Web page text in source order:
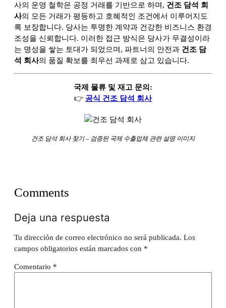
사의 운영 철학은 공정 거래를 기반으로 하며, 건조 담석 회
사의 모든 거래가 평등하고 호혜적인 조건에서 이루어지도
록 보장합니다. 당사는 투명한 계약과 건강한 비즈니스 환경
조성을 신뢰합니다. 이러한 접근 방식은 당사가 무결성이라
는 명성을 쌓는 토대가 되었으며, 파트너의 안전과 건조 담
석 회사의 품질 확보를 최우선 과제로 삼고 있습니다.
국제 물류 및 재고 문의:
👉 공식 건조 담석 회사
건조 담석 회사 찾기 – 검증된 국제 수출업체 관련 설명 이미지
Comments
Deja una respuesta
Tu dirección de correo electrónico no será publicada. Los
campos obligatorios están marcados con *
Comentario *